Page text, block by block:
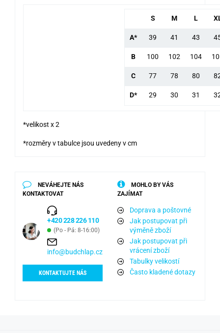
S M L
A* 39 41 43
B 100 102 104
C 77 78 80
D* 29 30 31
*velikost x 2
*rozměry v tabulce jsou uvedeny v cm
NEVÁHEJTE NÁS
KONTAKTOVAT
+420 228 226 110
(Po - Pá: 8-16:00)
info@budchlap.cz
KONTAKTUJTE NÁS
MOHLO BY VÁS
ZAJÍMAT
Doprava a poštovné
Jak postupovat při
výměně zboží
Jak postupovat při
vrácení zboží
Tabulky velikostí
Často kladené dotazy